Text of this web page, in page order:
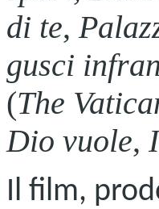
di te,
gusci
(The
Dio vuole,
Il film,